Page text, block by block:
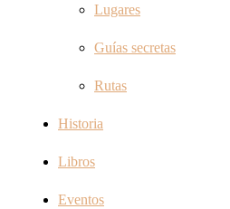
Lugares
Guías secretas
Rutas
Historia
Libros
Eventos